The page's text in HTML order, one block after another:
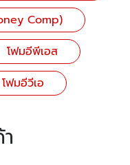
Comp)
โฟมอีพีเอส
โฟมอีวีเอ